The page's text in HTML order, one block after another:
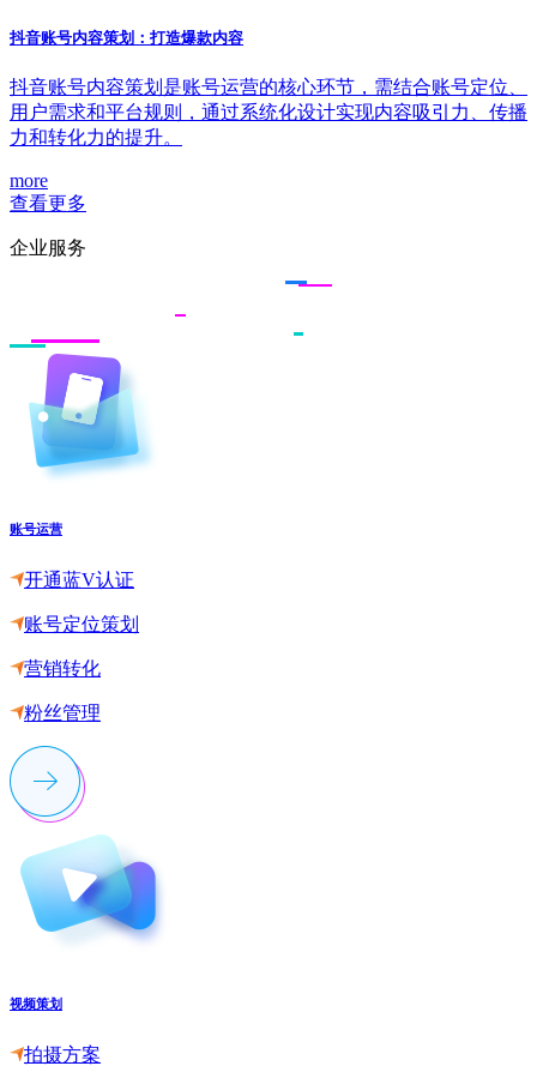
抖音账号内容策划：打造爆款内容
抖音账号内容策划是账号运营的核心环节，需结合账号定位、
用户需求和平台规则，通过系统化设计实现内容吸引力、传播
力和转化力的提升。
more
查看更多
企业服务
账号运营
开通蓝V认证
账号定位策划
营销转化
粉丝管理
视频策划
拍摄方案